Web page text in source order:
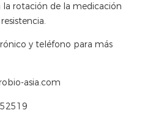
rotación de la medicación
y teléfono para más
asia.com